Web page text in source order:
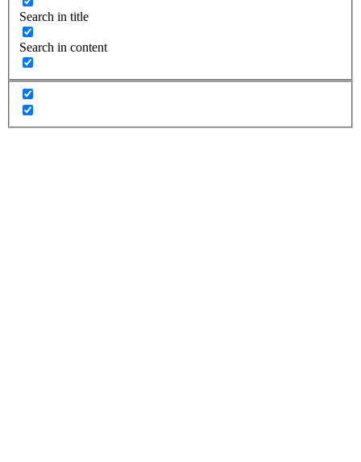
Search in title
Search in content